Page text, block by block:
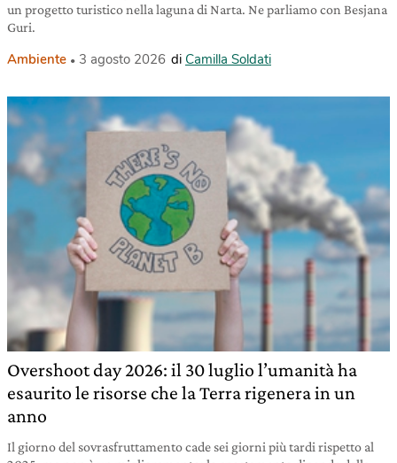
un progetto turistico nella laguna di Narta. Ne parliamo con Besjana
Guri.
Ambiente 3 agosto 2026 di Camilla Soldati
Overshoot day 2026: il 30 luglio l’umanità ha
esaurito le risorse che la Terra rigenera in un
anno
Il giorno del sovrasfruttamento cade sei giorni più tardi rispetto al